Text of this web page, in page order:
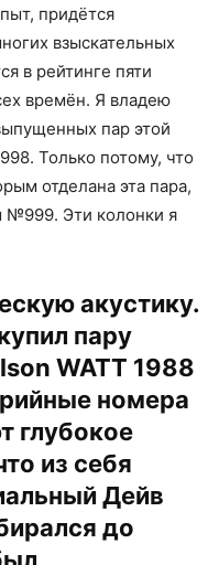
придётся
взыскательных
в рейтинге пяти
времён. Я владею
пар этой
Только потому, что
отделана эта пара,
№999. Эти колонки я
акустику.
пару
WATT 1988
номера
глубокое
из себя
Дейв
до